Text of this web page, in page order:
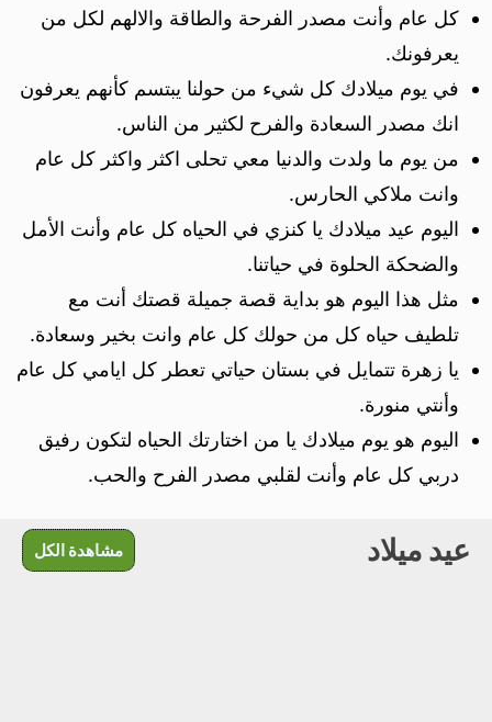
كل عام وأنت مصدر الفرحة والطاقة والالهم لكل من
يعرفونك.
في يوم ميلادك كل شيء من حولنا يبتسم كأنهم يعرفون
انك مصدر السعادة والفرح لكثير من الناس.
من يوم ما ولدت والدنيا معي تحلى اكثر واكثر كل عام
وانت ملاكي الحارس.
اليوم عيد ميلادك يا كنزي في الحياه كل عام وأنت الأمل
والضحكة الحلوة في حياتنا.
مثل هذا اليوم هو بداية قصة جميلة قصتك أنت مع
تلطيف حياه كل من حولك كل عام وانت بخير وسعادة.
يا زهرة تتمايل في بستان حياتي تعطر كل ايامي كل عام
وأنتي منورة.
اليوم هو يوم ميلادك يا من اختارتك الحياه لتكون رفيق
دربي كل عام وأنت لقلبي مصدر الفرح والحب.
عيد ميلاد مشاهدة الكل